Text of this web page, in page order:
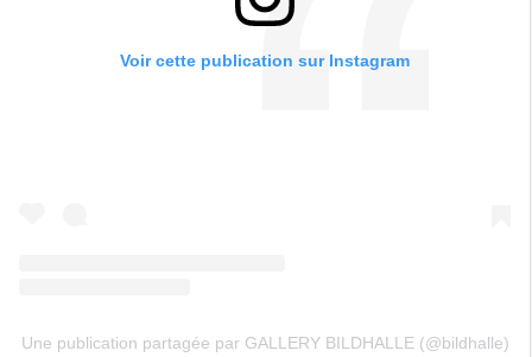
Voir cette publication sur Instagram
Une publication partagée par GALLERY BILDHALLE (@bildhalle)